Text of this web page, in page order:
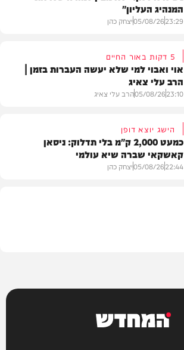
המנהיג העליון"
23:29
05/08/26יצחק כהן
5 דקות באור החיים
אוי ואבוי למי שלא יעשה העברות בזמן |
הרב עלי צאיג
23:10
05/08/26הרב עלי צאיג
הישג יוצא דופן
כמעט 2,000 ק"מ בלי תדלוק: ניסאן
קאשקאי שברה שיא עולמי
22:44
05/08/26יצחק כהן
המחדש